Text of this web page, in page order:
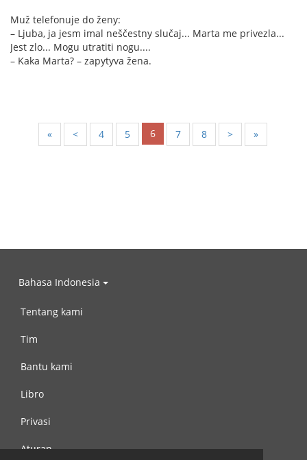
Muž telefonuje do ženy:
– Ljuba, ja jesm imal neščestny slučaj... Marta me privezla...
Jest zlo... Mogu utratiti nogu....
– Kaka Marta? – zapytyva žena.
« < 4 5 6 7 8 > »
Bahasa Indonesia
Tentang kami
Tim
Bantu kami
Libro
Privasi
Aturan